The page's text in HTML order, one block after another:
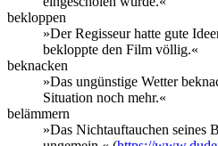
bekloppen
»Der Regisseur hatte gute
bekloppte den Film völlig.«
beknacken
»Das ungünstige Wetter
Situation noch mehr.«
belämmern
»Das Nichtauftauchen seines